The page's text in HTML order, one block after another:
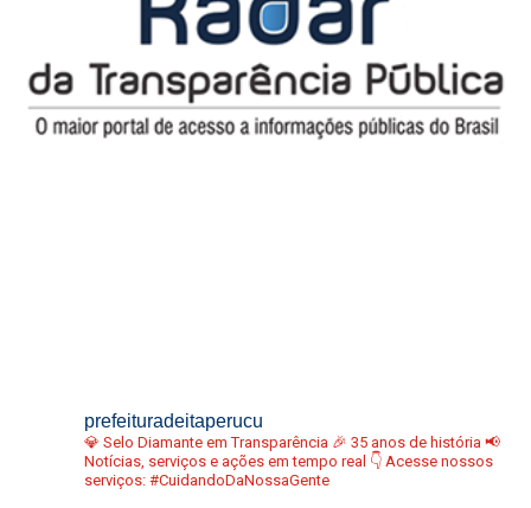
prefeituradeitaperucu
💎 Selo Diamante em Transparência 🎉 35 anos de história 📢
Notícias, serviços e ações em tempo real 👇 Acesse nossos
serviços: #CuidandoDaNossaGente